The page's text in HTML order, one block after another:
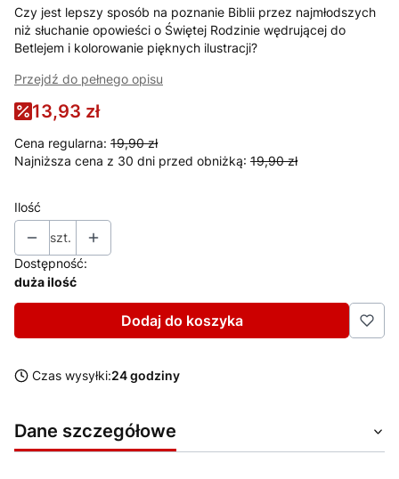
Czy jest lepszy sposób na poznanie Biblii przez najmłodszych
niż słuchanie opowieści o Świętej Rodzinie wędrującej do
Betlejem i kolorowanie pięknych ilustracji?
Przejdź do pełnego opisu
13,93 zł
Cena regularna: 19,90 zł
Najniższa cena z 30 dni przed obniżką: 19,90 zł
Ilość
szt.
Dostępność:
duża ilość
Dodaj do koszyka
Czas wysyłki:24 godziny
Dane szczegółowe